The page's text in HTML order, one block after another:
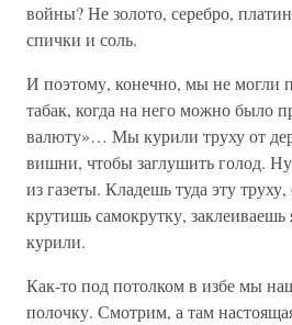
войны? Не золото, серебро,
спички и соль.
И поэтому, конечно, мы не могли
табак, когда на него можно было
валюту»… Мы курили труху от
вишни, чтобы заглушить голод.
из газеты. Кладешь туда эту
крутишь самокрутку,
курили.
Как-то под потолком в избе мы
полочку. Смотрим, а там